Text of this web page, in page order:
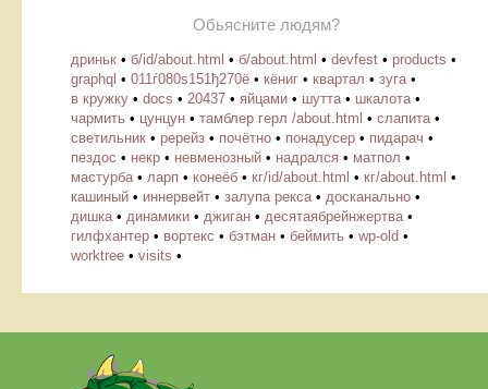
Обьясните людям?
дриньк • б/id/about.html • б/about.html • devfest • products •
graphql • 011ѓ080ѕ151ђ270ё • кёниг • квартал • зуга •
в кружку • docs • 20437 • яйцами • шутта • шкалота •
чармить • цунцун • тамблер герл /about.html • слапита •
светильник • ререйз • почётно • понадусер • пидарач •
пездос • некр • невменозный • надрался • матпол •
мастурба • ларп • конеёб • кг/id/about.html • кг/about.html •
кашиный • иннервейт • залупа рекса • досканально •
дишка • динамики • джиган • десятаябрейнжертва •
гилфхантер • вортекс • бэтман • беймить • wp-old •
worktree • visits •